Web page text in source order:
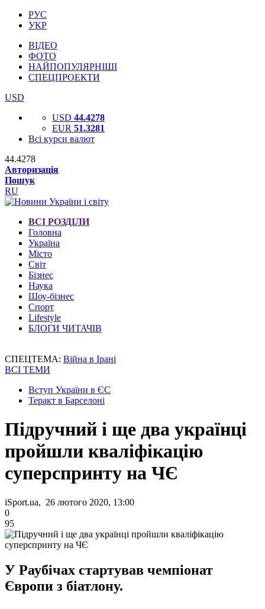
РУС
УКР
ВІДЕО
ФОТО
НАЙПОПУЛЯРНІШІ
СПЕЦПРОЕКТИ
USD
USD 44.4278
EUR 51.3281
Всі курси валют
44.4278
Авторизація
Пошук
RU
ВСІ РОЗДІЛИ
Головна
Україна
Місто
Світ
Бізнес
Наука
Шоу-бізнес
Спорт
Lifestyle
БЛОГИ ЧИТАЧІВ
СПЕЦТЕМА: Війна в Ірані
ВСІ ТЕМИ
Вступ України в ЄС
Теракт в Барселоні
Підручний і ще два українці
пройшли кваліфікацію
суперспринту на ЧЄ
iSport.ua, 26 лютого 2020, 13:00
0
95
У Раубічах стартував чемпіонат
Європи з біатлону.